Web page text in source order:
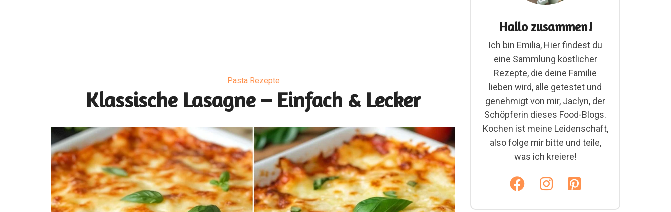
Pasta Rezepte
Klassische Lasagne – Einfach & Lecker
Hallo zusammen!
Ich bin Emilia, Hier findest du
eine Sammlung köstlicher
Rezepte, die deine Familie
lieben wird, alle getestet und
genehmigt von mir, Jaclyn, der
Schöpferin dieses Food-Blogs.
Kochen ist meine Leidenschaft,
also folge mir bitte und teile,
was ich kreiere!